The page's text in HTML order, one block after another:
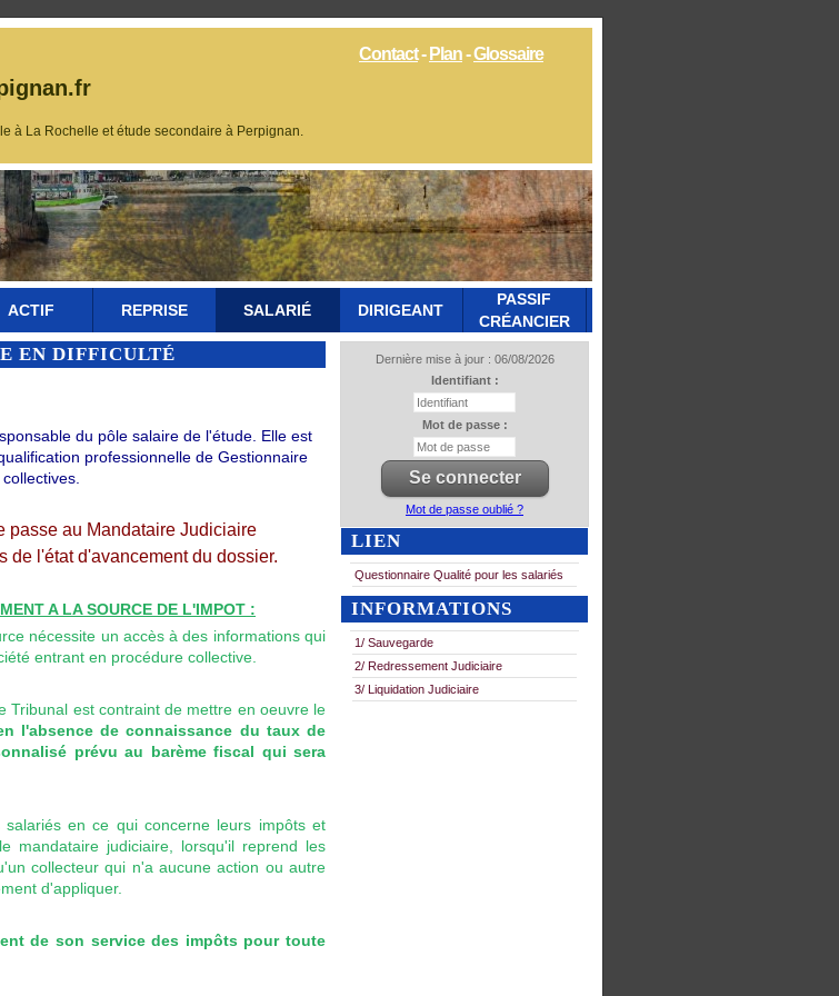
à La Rochelle et étude secondaire à Perpignan.
Contact- Plan-Glossaire
ACTIF REPRISE SALARIÉ DIRIGEANT
PASSIF
CRÉANCIER
Dernière mise à jour : 06/08/2026
Identifiant :
Mot de passe :
Mot de passe oublié ?
LIEN
Questionnaire Qualité pour les salariés
INFORMATIONS
1/ Sauvegarde
2/ Redressement Judiciaire
3/ Liquidation Judiciaire
EN DIFFICULTÉ
du pôle salaire de l'étude. Elle est
professionnelle de Gestionnaire
passe au Mandataire Judiciaire
de l'état d'avancement du dossier.
A LA SOURCE DE L'IMPOT :
nécessite un accès à des informations qui
entrant en procédure collective.
Tribunal est contraint de mettre en oeuvre le
l'absence de connaissance du taux de
prévu au barème fiscal qui sera
en ce qui concerne leurs impôts et
mandataire judiciaire, lorsqu'il reprend les
collecteur qui n'a aucune action ou autre
d'appliquer.
de son service des impôts pour toute